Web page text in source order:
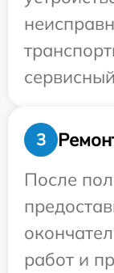
3
После
работ и